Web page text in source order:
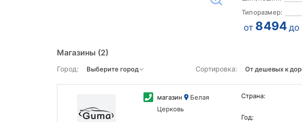
Типоразмер:
от 8494 до
Магазины (2)
Город: Сортировка:
магазин
Белая
Церковь
Страна:
Год: